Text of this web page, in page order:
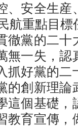
、安全生産
航重點目標
徹黨的二十
無一失，認
抓好黨的二
的創新理論
這個基礎，
教育宣傳，